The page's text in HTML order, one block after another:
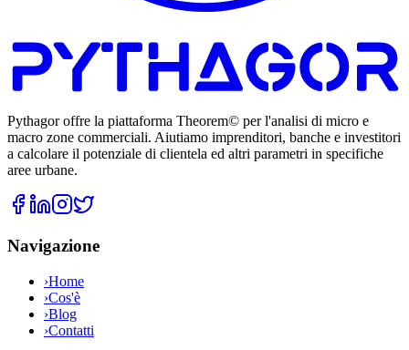
Pythagor offre la piattaforma Theorem© per l'analisi di micro e
macro zone commerciali. Aiutiamo imprenditori, banche e investitori
a calcolare il potenziale di clientela ed altri parametri in specifiche
aree urbane.
Navigazione
›Home
›Cos'è
›Blog
›Contatti